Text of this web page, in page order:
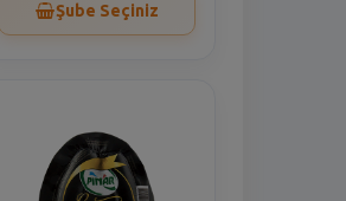
Şube Seçiniz